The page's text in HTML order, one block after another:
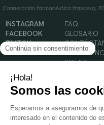
Cooperación farmacéutica francesa,
INSTAGRAM
FACEBOOK
TIKTOK
YOUTUBE
FAQ
GLOSARIO
DÓNDE
SOLAR